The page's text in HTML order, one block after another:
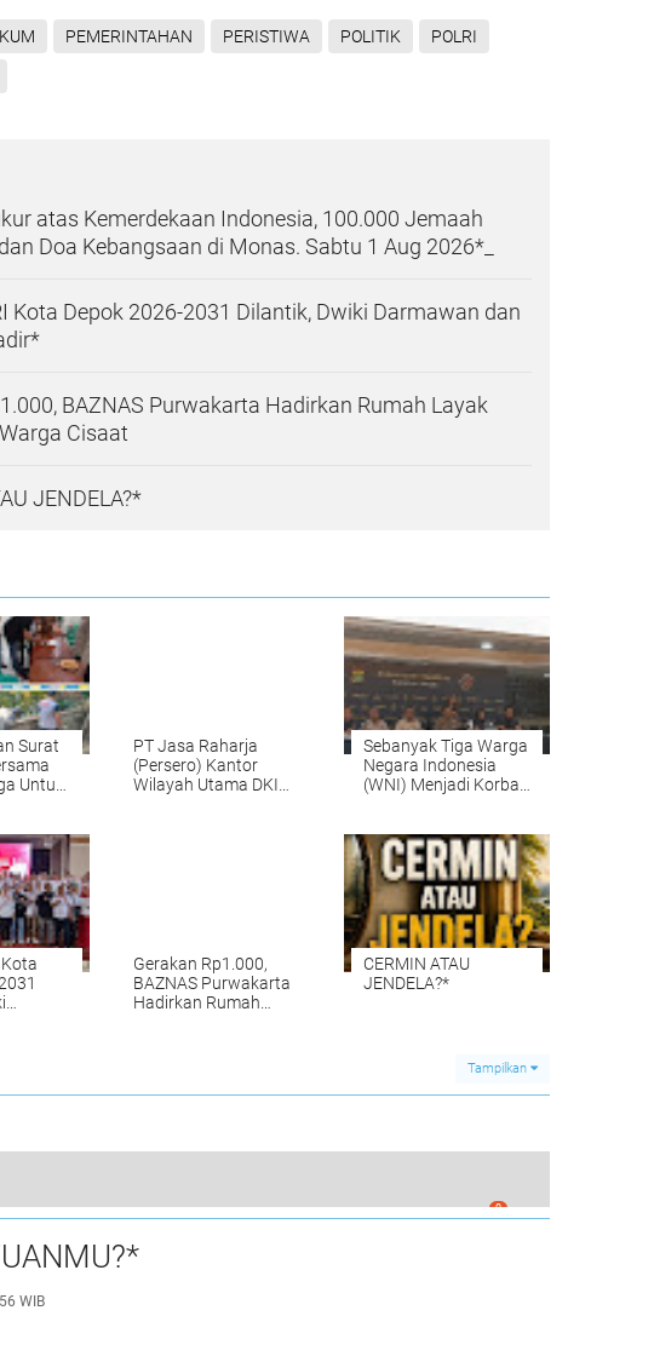
PEMERINTAHAN PERISTIWA POLITIK POLRI
atas Kemerdekaan Indonesia, 100.000 Jemaah
Doa Kebangsaan di Monas. Sabtu 1 Aug 2026*_
Kota Depok 2026-2031 Dilantik, Dwiki Darmawan dan
BAZNAS Purwakarta Hadirkan Rumah Layak
Cisaat
JENDELA?*
Surat
Untuk
PT Jasa Raharja
(Persero) Kantor
Wilayah Utama DKI
Sebanyak Tiga Warga
Negara Indonesia
(WNI) Menjadi Korban
(TPPO) di Libya
Berhasil Dipulangkan
Ke - Indonesia.
Mereka adalah NAR,
SS, dan NKR.
Kota
Gerakan Rp1.000,
BAZNAS Purwakarta
Hadirkan Rumah
CERMIN ATAU
JENDELA?*
Tampilkan
Polda Banten Tanam Jagung di Kopo*
0
WIB